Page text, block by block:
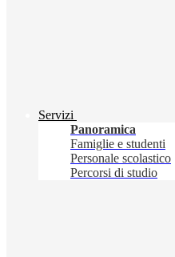
Servizi
Panoramica
Famiglie e studenti
Personale scolastico
Percorsi di studio